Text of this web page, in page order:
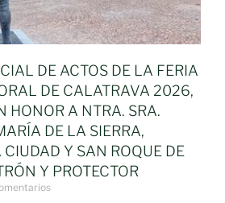
DE ACTOS DE LA FERIA
DE CALATRAVA 2026,
HONOR A NTRA. SRA.
DE LA SIERRA,
Y SAN ROQUE DE
Y PROTECTOR